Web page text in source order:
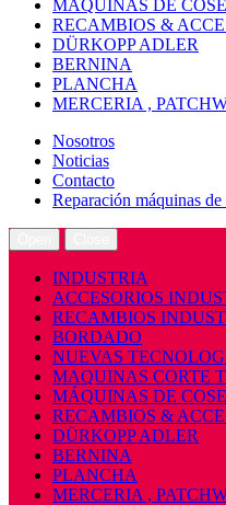
MÁQUINAS DE
RECAMBIOS &
DÜRKOPP ADLER
BERNINA
PLANCHA
MERCERIA ,
Nosotros
Noticias
Contacto
Reparación máquinas
INDUSTRIA
ACCESORIOS
RECAMBIOS
BORDADO
NUEVAS
MAQUINAS CORTE
MÁQUINAS DE
RECAMBIOS &
DÜRKOPP ADLER
BERNINA
PLANCHA
MERCERIA ,